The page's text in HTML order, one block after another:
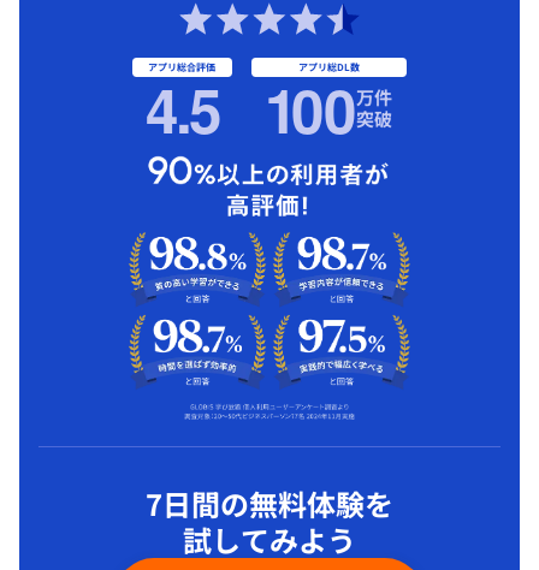
アプリ総合評価
4.5 アプリ総DL数
100万件
突破
7日間の無料体験を
試してみよう